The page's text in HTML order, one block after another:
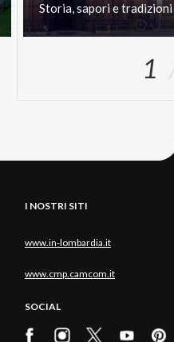
Storia,saporietradizioni
1
I NOSTRI SITI
www.in-lombardia.it
www.cmp.camcom.it
SOCIAL